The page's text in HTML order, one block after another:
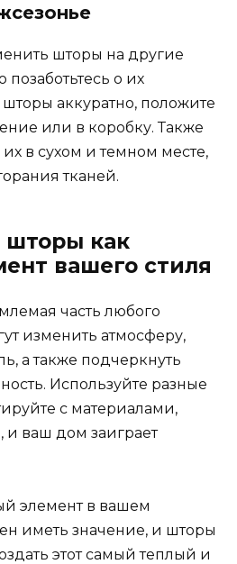
шторы на другие
позаботьтесь о их
аккуратно, положите
или в коробку. Также
их в сухом и темном месте,
тканей.
шторы как
вашего стиля
часть любого
изменить атмосферу,
а также подчеркнуть
Используйте разные
с материалами,
и ваш дом заиграет
элемент в вашем
иметь значение, и шторы
этот самый теплый и